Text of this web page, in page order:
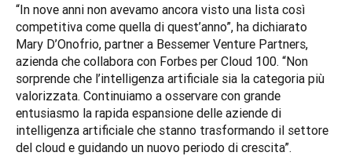
“In nove anni non avevamo ancora visto una lista così
competitiva come quella di quest’anno”, ha dichiarato
Mary D’Onofrio, partner a Bessemer Venture Partners,
azienda che collabora con Forbes per Cloud 100. “Non
sorprende che l’intelligenza artificiale sia la categoria più
valorizzata. Continuiamo a osservare con grande
entusiasmo la rapida espansione delle aziende di
intelligenza artificiale che stanno trasformando il settore
del cloud e guidando un nuovo periodo di crescita”.